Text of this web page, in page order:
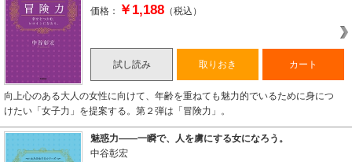
価格：
￥1,188 （税込）
試し読み 取りおき カート
向上心のある大人の女性に向けて、年齢を重ねても魅力的でいるために身につ
けたい「女子力」を提案する。第２弾は「冒険力」。
魅惑力――一瞬で、人を虜にする女になろう。
中谷彰宏